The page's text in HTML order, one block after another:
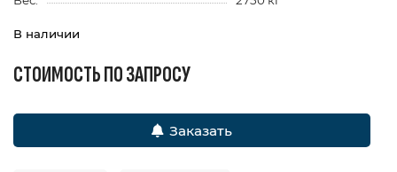
В наличии
СТОИМОСТЬ ПО ЗАПРОСУ
Заказать